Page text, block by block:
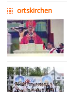
ortskirchen